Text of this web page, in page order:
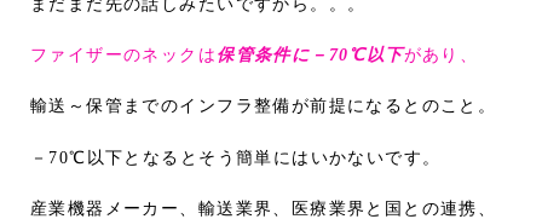
ファイザーのネックは保管条件に－70℃以下があり、
輸送～保管までのインフラ整備が前提になるとのこと。
－70℃以下となるとそう簡単にはいかないです。
産業機器メーカー、輸送業界、医療業界と国との連携、